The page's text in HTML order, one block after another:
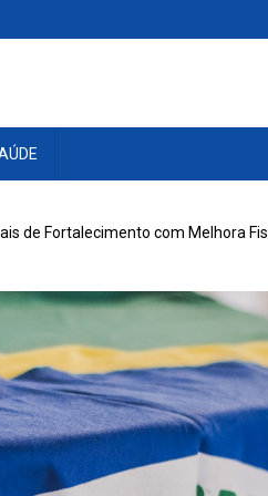
de Fortalecimento com Melhora